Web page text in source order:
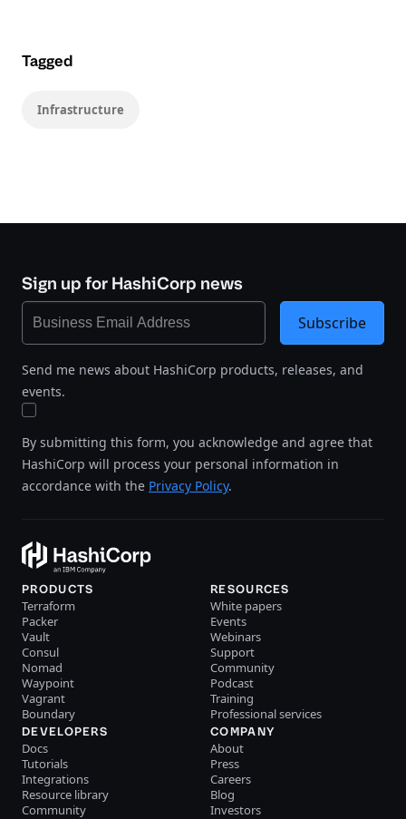
Tagged
Infrastructure
Sign up for HashiCorp news
Send me news about HashiCorp products, releases, and
events.
By submitting this form, you acknowledge and agree that
HashiCorp will process your personal information in
accordance with the Privacy Policy.
Subscribe
PRODUCTS
Terraform
Packer
Vault
Consul
Nomad
Waypoint
Vagrant
Boundary
RESOURCES
White papers
Events
Webinars
Support
Community
Podcast
Training
Professional services
DEVELOPERS
Docs
Tutorials
Integrations
Resource library
Community
COMPANY
About
Press
Careers
Blog
Investors